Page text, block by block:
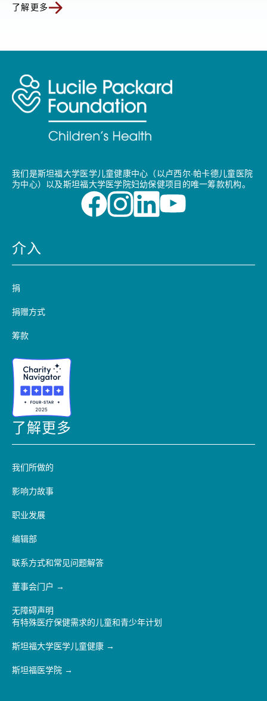
了解更多
我们是斯坦福大学医学儿童健康中心（以卢西尔·帕卡德儿童医院
为中心）以及斯坦福大学医学院妇幼保健项目的唯一筹款机构。
介入
捐
捐赠方式
筹款
了解更多
我们所做的
影响力故事
职业发展
编辑部
联系方式和常见问题解答
董事会门户
无障碍声明
有特殊医疗保健需求的儿童和青少年计划
斯坦福大学医学儿童健康
斯坦福医学院